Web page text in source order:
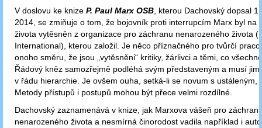
V doslovu ke knize P. Paul Marx OSB, kterou Dachovský dopsal
2014, se zmiňuje o tom, že bojovník proti interrupcím Marx byl na
života vytěsněn z organizace pro záchranu nenarozeného života
International), kterou založil. Je něco příznačného pro tvůrčí
onoho směru, že jsou „vytěsněni“ kritiky, žárlivci a těmi, co
Řádový kněz samozřejmě podléhá svým představeným a musí
v řádu hierarchie. Je ovšem ouha, setká-li se novum s ustáleným,
Metody přístupů i postupů mohou být přece velmi rozdílné.
Dachovský zaznamenává v knize, jak Marxova vášeň pro
nenarozeného života a nesmírná činorodost vadila například i